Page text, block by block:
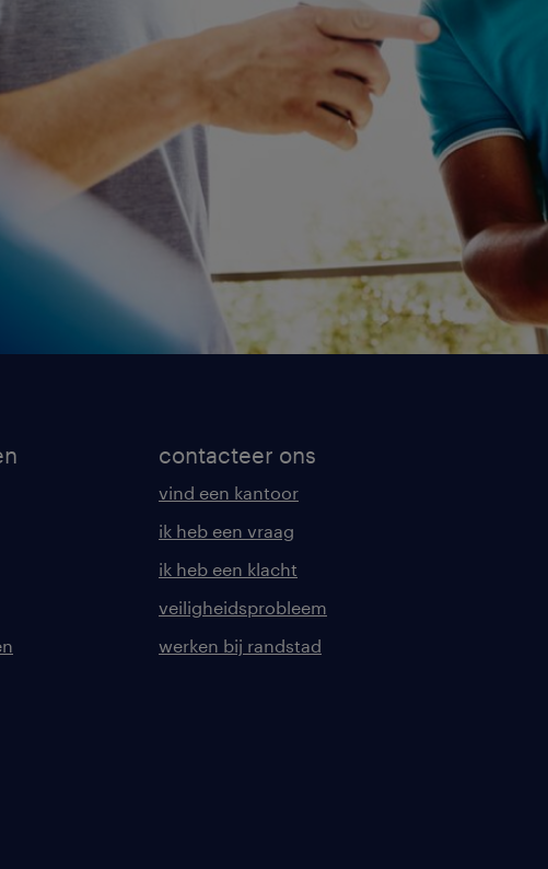
contacteer ons
vind een kantoor
ik heb een vraag
ik heb een klacht
veiligheidsprobleem
werken bij randstad